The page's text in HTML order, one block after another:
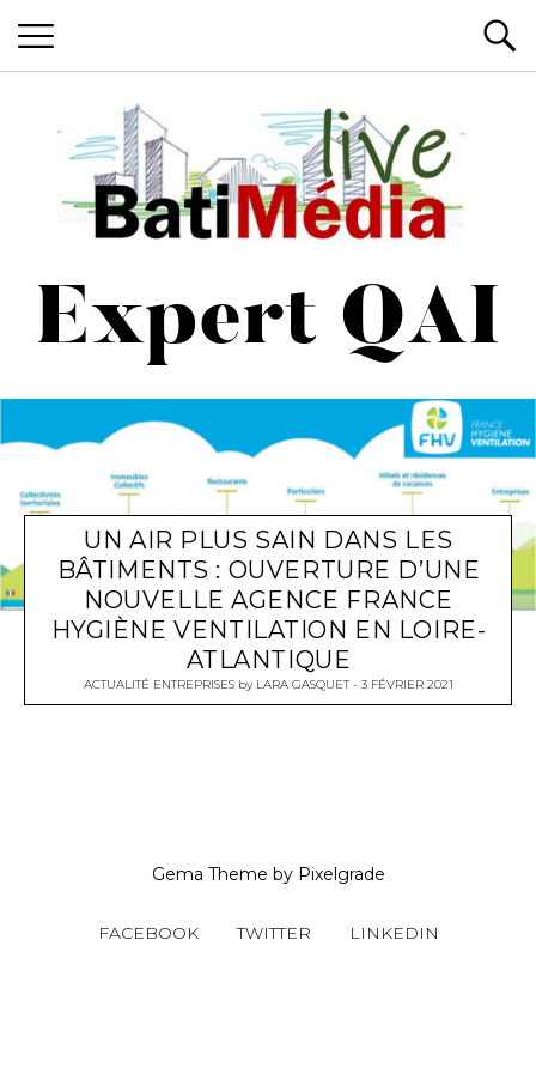
Batimedialive
Expert QAI
UN AIR PLUS SAIN DANS LES
BÂTIMENTS : OUVERTURE D’UNE
NOUVELLE AGENCE FRANCE
HYGIÈNE VENTILATION EN LOIRE-
ATLANTIQUE
ACTUALITÉ ENTREPRISES by LARA GASQUET 3 FÉVRIER 2021
Gema Theme by Pixelgrade
FACEBOOK TWITTER LINKEDIN